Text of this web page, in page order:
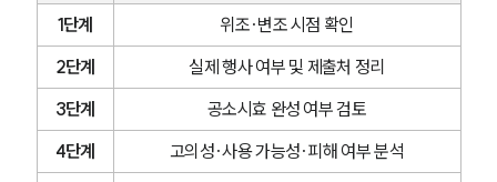
1단계
위조·변조 시점 확인
2단계
실제 행사 여부 및 제출처 정리
3단계
공소시효 완성 여부 검토
4단계
고의성·사용 가능성·피해 여부 분석